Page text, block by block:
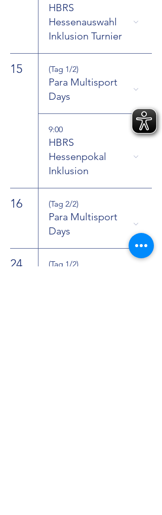
HBRS
Hessenauswahl
Inklusion Turnier
15 (Tag 1/2)
Para Multisport
Days
9:00
HBRS
Hessenpokal
Inklusion
16 (Tag 2/2)
Para Multisport
Days
24 (Tag 1/2)